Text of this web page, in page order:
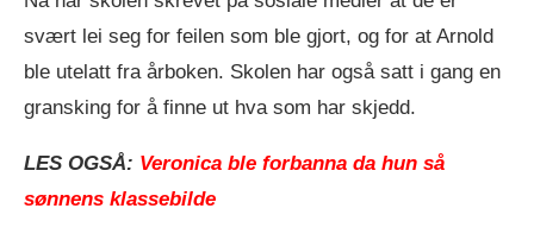
svært lei seg for feilen som ble gjort, og for at Arnold
ble utelatt fra årboken. Skolen har også satt i gang en
gransking for å finne ut hva som har skjedd.
LES OGSÅ: Veronica ble forbanna da hun så
sønnens klassebilde